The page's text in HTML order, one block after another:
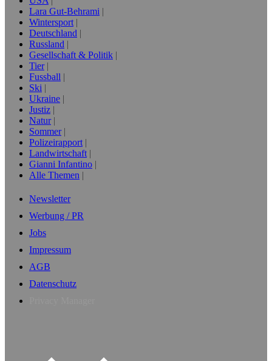
Lara Gut-Behrami
Wintersport
Deutschland
Russland
Gesellschaft & Politik
Tier
Fussball
Ski
Ukraine
Justiz
Natur
Sommer
Polizeirapport
Landwirtschaft
Gianni Infantino
Alle Themen
Newsletter
Werbung / PR
Jobs
Impressum
AGB
Datenschutz